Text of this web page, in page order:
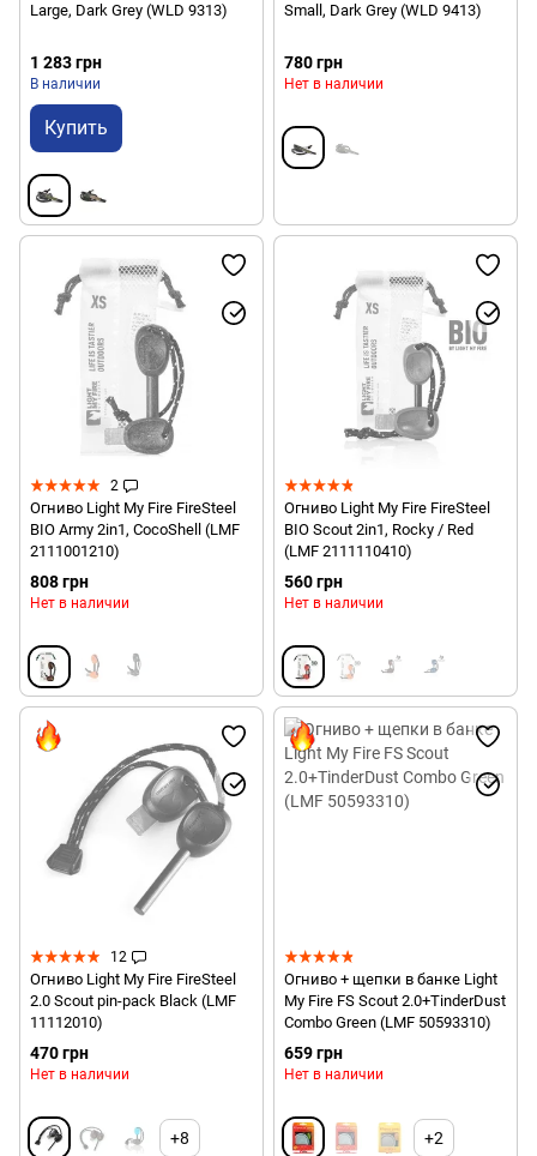
Large, Dark Grey (WLD 9313)
1 283 грн
В наличии
Купить
Small, Dark Grey (WLD 9413)
780 грн
Нет в наличии
2
Огниво Light My Fire FireSteel
BIO Army 2in1, CocoShell (LMF
2111001210)
808 грн
Нет в наличии
Огниво Light My Fire FireSteel
BIO Scout 2in1, Rocky / Red
(LMF 2111110410)
560 грн
Нет в наличии
12
Огниво Light My Fire FireSteel
2.0 Scout pin-pack Black (LMF
11112010)
470 грн
Нет в наличии
+8
Огниво + щепки в банке Light
My Fire FS Scout 2.0+TinderDust
Combo Green (LMF 50593310)
659 грн
Нет в наличии
+2